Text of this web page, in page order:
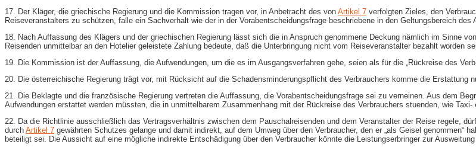
17. Der Kläger, die griechische Regierung und die Kommission tragen vor, in Anbetracht des von Artikel 7 verfolgten Zieles, den
Reiseveranstalters zu schützen, falle ein Sachverhalt wie der in der Vorabentscheidungsfrage beschriebene in den Geltungsbereich
18. Nach Auffassung des Klägers und der griechischen Regierung lässt sich die in Anspruch genommene Deckung nämlich im Sinne von
Reisenden unmittelbar an den Hotelier geleistete Zahlung bedeute, daß die Unterbringung nicht vom Reiseveranstalter bezahlt worden
19. Die Kommission ist der Auffassung, die Aufwendungen, um die es im Ausgangsverfahren gehe, seien als für die „Rückreise des
20. Die österreichische Regierung trägt vor, mit Rücksicht auf die Schadensminderungspflicht des Verbrauchers komme die Erstattung
21. Die Beklagte und die französische Regierung vertreten die Auffassung, die Vorabentscheidungsfrage sei zu verneinen. Aus dem
Aufwendungen erstattet werden müssten, die in unmittelbarem Zusammenhang mit der Rückreise des Verbrauchers stuenden, wie Taxi-
22. Da die Richtlinie ausschließlich das Vertragsverhältnis zwischen dem Pauschalreisenden und dem Veranstalter der Reise regele,
durch Artikel 7 gewährten Schutzes gelange und damit indirekt, auf dem Umweg über den Verbraucher, den er „als Geisel
beteiligt sei. Die Aussicht auf eine mögliche indirekte Entschädigung über den Verbraucher könnte die Leistungserbringer zur